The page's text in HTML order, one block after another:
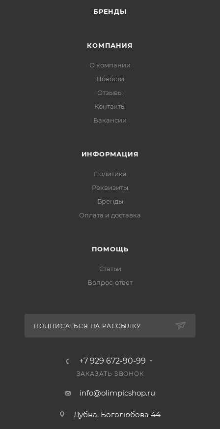
БРЕНДЫ
КОМПАНИЯ
О компании
Новости
Отзывы
Контакты
Вакансии
ИНФОРМАЦИЯ
Политика
Реквизиты
Бренды
Оплата и доставка
ПОМОЩЬ
Статьи
Вопрос-ответ
ПОДПИСАТЬСЯ НА РАССЫЛКУ
+7 929 672-90-99
ЗАКАЗАТЬ ЗВОНОК
info@olimpicshop.ru
Дубна, Боголюбова 44